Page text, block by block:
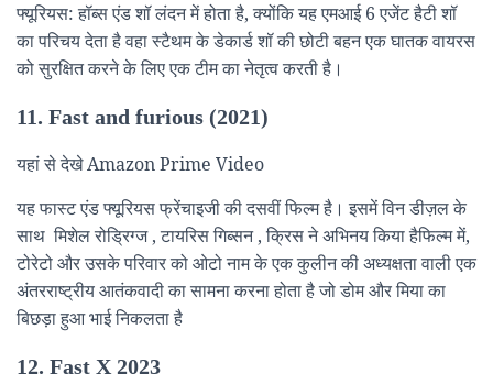
फ्यूरियस: हॉब्स एंड शॉ लंदन में होता है, क्योंकि यह एमआई 6 एजेंट हैटी शॉ
का परिचय देता है वहा स्टैथम के डेकार्ड शॉ की छोटी बहन एक घातक वायरस
को सुरक्षित करने के लिए एक टीम का नेतृत्व करती है।
11. Fast and furious (2021)
यहां से देखे Amazon Prime Video
यह फास्ट एंड फ्यूरियस फ्रेंचाइजी की दसवीं फिल्म है। इसमें विन डीज़ल के
साथ मिशेल रोड्रिग्ज , टायरिस गिब्सन , क्रिस ने अभिनय किया हैफिल्म में,
टोरेटो और उसके परिवार को ओटो नाम के एक कुलीन की अध्यक्षता वाली एक
अंतरराष्ट्रीय आतंकवादी का सामना करना होता है जो डोम और मिया का
बिछड़ा हुआ भाई निकलता है
12. Fast X 2023